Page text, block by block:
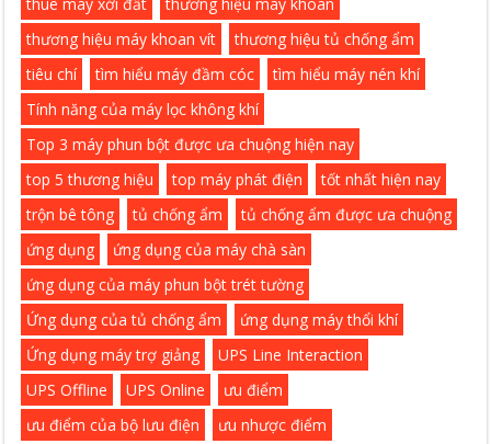
thương hiệu máy khoan vít
thương hiệu tủ chống ẩm
tiêu chí
tìm hiểu máy đầm cóc
tìm hiểu máy nén khí
Tính năng của máy lọc không khí
Top 3 máy phun bột được ưa chuộng hiện nay
top 5 thương hiệu
top máy phát điện
tốt nhất hiện nay
trộn bê tông
tủ chống ẩm
tủ chống ẩm được ưa chuộng
ứng dụng
ứng dụng của máy chà sàn
ứng dụng của máy phun bột trét tường
Ứng dụng của tủ chống ẩm
ứng dụng máy thổi khí
Ứng dụng máy trợ giảng
UPS Line Interaction
UPS Offline
UPS Online
ưu điểm
ưu điểm của bộ lưu điện
ưu nhược điểm